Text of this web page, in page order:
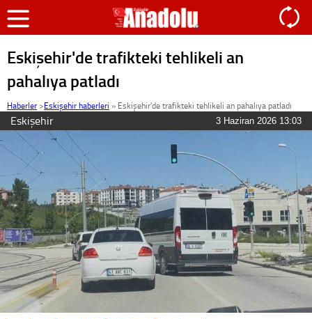
Eskişehir'de trafikteki tehlikeli an
pahalıya patladı
Haberler >Eskişehir haberleri » Eskişehir'de trafikteki tehlikeli an pahalıya patladı
Eskişehir 3 Haziran 2026 13:03